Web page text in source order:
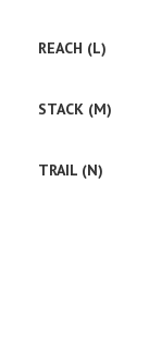
REACH (L)
STACK (M)
TRAIL (N)